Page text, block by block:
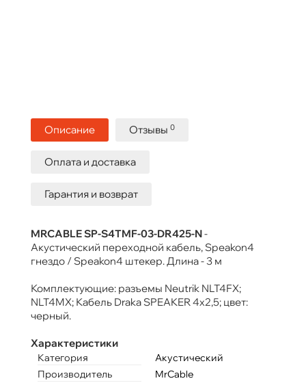
Описание Отзывы 0
Оплата и доставка
Гарантия и возврат
MRCABLE SP-S4TMF-03-DR425-N-
Акустический переходной кабель, Speakon4
гнездо / Speakon4 штекер. Длина - 3 м
Комплектующие: разъемы Neutrik NLT4FX;
NLT4MX; Кабель Draka SPEAKER 4х2,5; цвет:
черный.
Характеристики
Категория
Акустический
Производитель
MrCable